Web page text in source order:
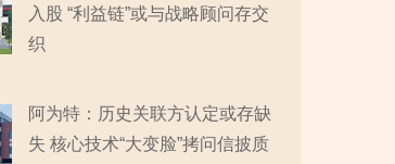
入股 “利益链”或与战略顾问存交
织
阿为特：历史关联方认定或存缺
失 核心技术“大变脸”拷问信披质